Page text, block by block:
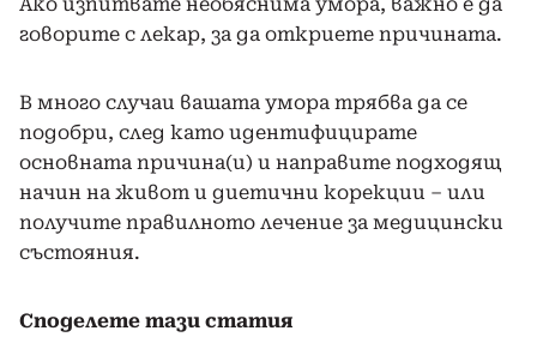
говорите с лекар, за да откриете причината.
В много случаи вашата умора трябва да се
подобри, след като идентифицирате
основната причина(и) и направите подходящ
начин на живот и диетични корекции – или
получите правилното лечение за медицински
състояния.
Споделете тази статия